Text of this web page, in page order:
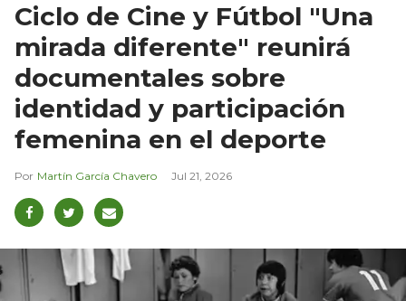
Ciclo de Cine y Fútbol "Una
mirada diferente" reunirá
documentales sobre
identidad y participación
femenina en el deporte
Martín García Chavero Jul 21, 2026